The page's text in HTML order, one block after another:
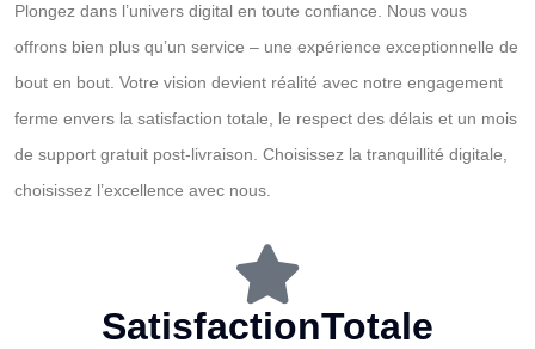
Plongez dans l’univers digital en toute confiance. Nous vous
offrons bien plus qu’un service – une expérience exceptionnelle de
bout en bout. Votre vision devient réalité avec notre engagement
ferme envers la satisfaction totale, le respect des délais et un mois
de support gratuit post-livraison. Choisissez la tranquillité digitale,
choisissez l’excellence avec nous.
SatisfactionTotale